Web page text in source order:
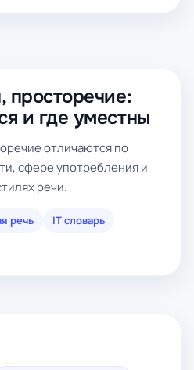
просторечие:
и где уместны
отличаются по
сфере употребления и
речи.
речь
IT словарь